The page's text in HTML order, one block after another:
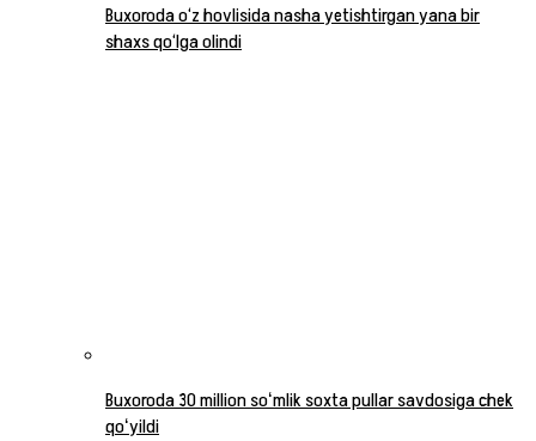
Buxoroda o‘z hovlisida nasha yetishtirgan yana bir
shaxs qo‘lga olindi
Buxoroda 30 million soʻmlik soxta pullar savdosiga chek
qoʻyildi